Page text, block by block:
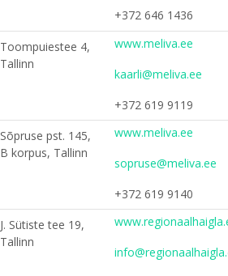
+372 646 1436
Toompuiestee 4,
Tallinn
www.meliva.ee
kaarli@meliva.ee
+372 619 9119
Sõpruse pst. 145,
B korpus, Tallinn
www.meliva.ee
sopruse@meliva.ee
+372 619 9140
J. Sütiste tee 19,
Tallinn